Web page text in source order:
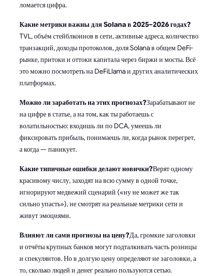
ломается цифра.
Какие метрики важны для Solana в 2025–2026 годах?
TVL, объём стейблкоинов в сети, активные адреса, количество
транзакций, доходы протоколов, доля Solana в общем DeFi-
рынке, притоки и оттоки капитала через биржи и мосты. Всё
это можно посмотреть на DeFiLlama и других аналитических
платформах.
Можно ли заработать на этих прогнозах?Зарабатывают не
на цифре в статье, а на том, как ты работаешь с
волатильностью: входишь ли по DCA, умеешь ли
фиксировать прибыль, понимаешь ли, когда рынок перегрет,
а когда — паникует.
Какие типичные ошибки делают новички?Верят одному
красивому числу, заходят на всю сумму в одной точке,
игнорируют медвежий сценарий («ну не может же так
сильно упасть»), не смотрят на реальные метрики сети и
живут эмоциями.
Влияют ли сами прогнозы на цену?Да, громкие заголовки
и отчёты крупных банков могут подталкивать часть розницы
и спекулянтов. Но в долгую цену определяют не заголовки, а
то, сколько людей и денег реально пользуются сетью.